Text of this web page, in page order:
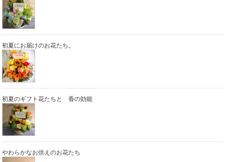
初夏にお届けのお花たち。
初夏のギフト花たちと 香の効能
やわらかなお供えのお花たち